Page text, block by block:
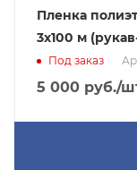
Пленка
3x100 м
Под заказ
5 000 руб./